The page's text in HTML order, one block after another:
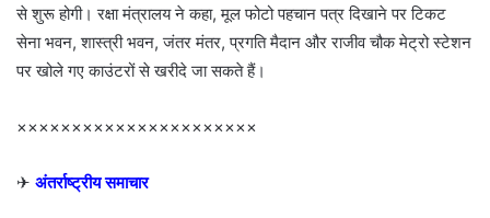
से शुरू होगी। रक्षा मंत्रालय ने कहा, मूल फोटो पहचान पत्र दिखाने पर टिकट
सेना भवन, शास्त्री भवन, जंतर मंतर, प्रगति मैदान और राजीव चौक मेट्रो स्टेशन
पर खोले गए काउंटरों से खरीदे जा सकते हैं।
××××××××××××××××××××××
✈ अंतर्राष्ट्रीय समाचार